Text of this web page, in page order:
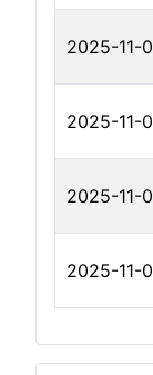
2025-11-
2025-11-
2025-11-
2025-11-